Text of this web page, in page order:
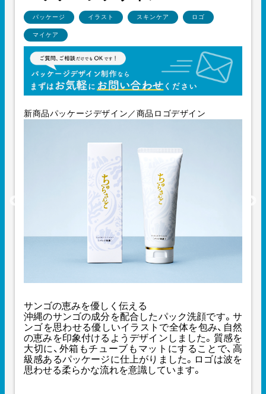
パッケージ イラスト スキンケア ロゴ
マイケア
サンゴの恵みを優しく伝える
沖縄のサンゴの成分を配合したパック洗顔です。サ
ンゴを思わせる優しいイラストで全体を包み、自然
の恵みを印象付けるようデザインしました。質感を
大切に、外箱もチューブもマットにすることで、高
級感あるパッケージに仕上がりました。ロゴは波を
思わせる柔らかな流れを意識しています。
新商品パッケージデザイン／商品ロゴデザイン